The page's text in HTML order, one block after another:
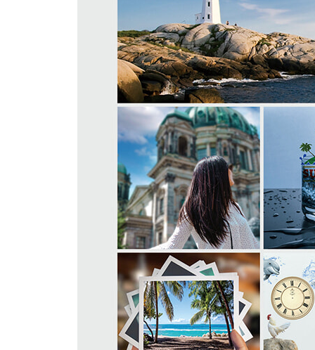
1 작업 화면 확대, 축소, 이동하기
2 화면 비율을 조절하여 작업 영역에 알맞게 이미
3 돋보기 도구로 이미지 탐색하기
4 회전 뷰로 이미지를 드래그해 회전하며 탐색하기
5 다이내믹 뷰를 이용해 클릭하면서 이미지 탐색하
6 눈금자와 가이드 사용하기
05 | 브리지에서 미리 보며 이미지 검색하기 →
1 브리지 살펴보기
2 브리지에서 이미지 파일 검색하고 불러오기
06 | 이미지와 기능 검색하기 → Search
1 Search 명령 사용하기 신기능
2 Search를 이용해 기능 실행하기 신기능
07 | 이미지 크기 조절하기 → Image Size / Canvas
1 픽셀과 해상도 알아보기
2 Image Size로 이미지 크기 조절하기
3 이미지 크기 조절하기